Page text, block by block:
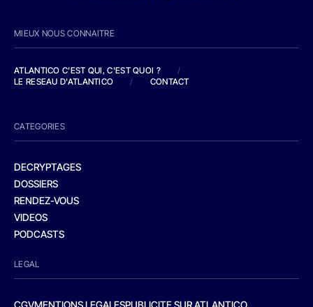
MIEUX NOUS CONNAITRE
ATLANTICO C'EST QUI, C'EST QUOI ?
/
LE RESEAU D'ATLANTICO
/ CONTACT
CATEGORIES
DECRYPTAGES
DOSSIERS
RENDEZ-VOUS
VIDEOS
PODCASTS
LEGAL
CGVMENTIONS LEGALESPUBLICITE SUR ATLANTICO